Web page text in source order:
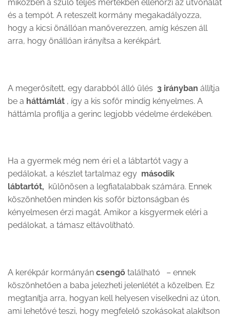
miközben a szülő teljes mértékben ellenőrzi az útvonalat
és a tempót. A reteszelt kormány megakadályozza,
hogy a kicsi önállóan manőverezzen, amíg készen áll
arra, hogy önállóan irányítsa a kerékpárt.
A megerősített, egy darabból álló ülés 3 irányban állítja
be a háttámlát , így a kis sofőr mindig kényelmes. A
háttámla profilja a gerinc legjobb védelme érdekében.
Ha a gyermek még nem éri el a lábtartót vagy a
pedálokat, a készlet tartalmaz egy második
lábtartót, különösen a legfiatalabbak számára. Ennek
köszönhetően minden kis sofőr biztonságban és
kényelmesen érzi magát. Amikor a kisgyermek eléri a
pedálokat, a támasz eltávolítható.
A kerékpár kormányán csengő található – ennek
köszönhetően a baba jelezheti jelenlétét a közelben. Ez
megtanítja arra, hogyan kell helyesen viselkedni az úton,
ami lehetővé teszi, hogy megfelelő szokásokat alakítson